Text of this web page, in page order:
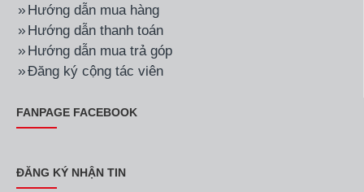
Hướng dẫn mua hàng
Hướng dẫn thanh toán
Hướng dẫn mua trả góp
Đăng ký cộng tác viên
FANPAGE FACEBOOK
ĐĂNG KÝ NHẬN TIN